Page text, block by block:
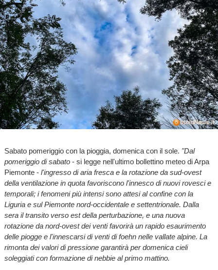
Sabato pomeriggio con la pioggia, domenica con il sole. "Dal
pomeriggio di sabato - si legge nell'ultimo bollettino meteo di Arpa
Piemonte - l'ingresso di aria fresca e la rotazione da sud-ovest
della ventilazione in quota favoriscono l'innesco di nuovi rovesci e
temporali; i fenomeni più intensi sono attesi al confine con la
Liguria e sul Piemonte nord-occidentale e settentrionale. Dalla
sera il transito verso est della perturbazione, e una nuova
rotazione da nord-ovest dei venti favorirà un rapido esaurimento
delle piogge e l'innescarsi di venti di foehn nelle vallate alpine. La
rimonta dei valori di pressione garantirà per domenica cieli
soleggiati con formazione di nebbie al primo mattino.